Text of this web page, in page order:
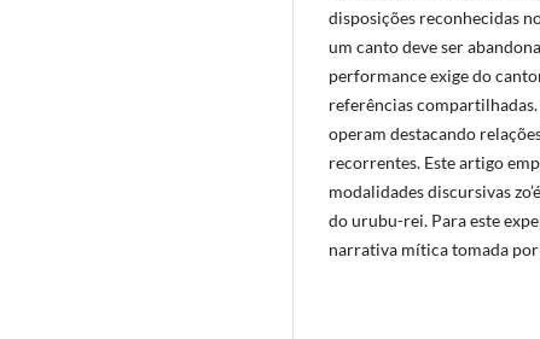
disposições reconhecidas
um canto deve ser
performance exige do
referências
operam destacando
recorrentes. Este artigo
modalidades discursivas
do urubu-rei. Para este
narrativa mítica tomada por